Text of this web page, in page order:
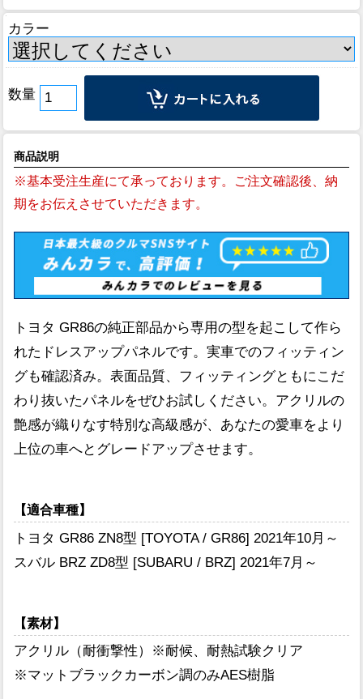
カラー
数量
商品説明
※基本受注生産にて承っております。ご注文確認後、納
期をお伝えさせていただきます。
トヨタ GR86の純正部品から専用の型を起こして作ら
れたドレスアップパネルです。実車でのフィッティン
グも確認済み。表面品質、フィッティングともにこだ
わり抜いたパネルをぜひお試しください。アクリルの
艶感が織りなす特別な高級感が、あなたの愛車をより
上位の車へとグレードアップさせます。
【適合車種】
トヨタ GR86 ZN8型 [TOYOTA / GR86] 2021年10月～
スバル BRZ ZD8型 [SUBARU / BRZ] 2021年7月～
【素材】
アクリル（耐衝撃性）※耐候、耐熱試験クリア
※マットブラックカーボン調のみAES樹脂